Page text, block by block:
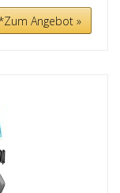
Angebot »